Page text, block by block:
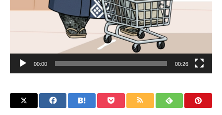
00:00 00:26